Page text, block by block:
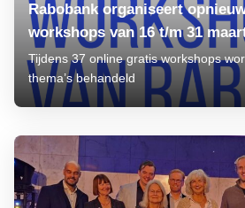
Rabobank organiseert
workshops van 16 t/m 31
Tijdens 37 online gratis workshops
thema’s behandeld